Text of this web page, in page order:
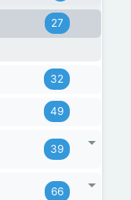
27
32
49
39
66